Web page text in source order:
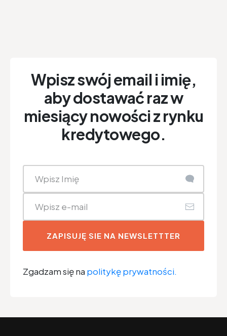
Wpisz swój email i imię,
aby dostawać raz w
miesiący nowości z rynku
kredytowego.
ZAPISUJĘ SIE NA NEWSLETTTER
Zgadzam się na politykę prywatności.